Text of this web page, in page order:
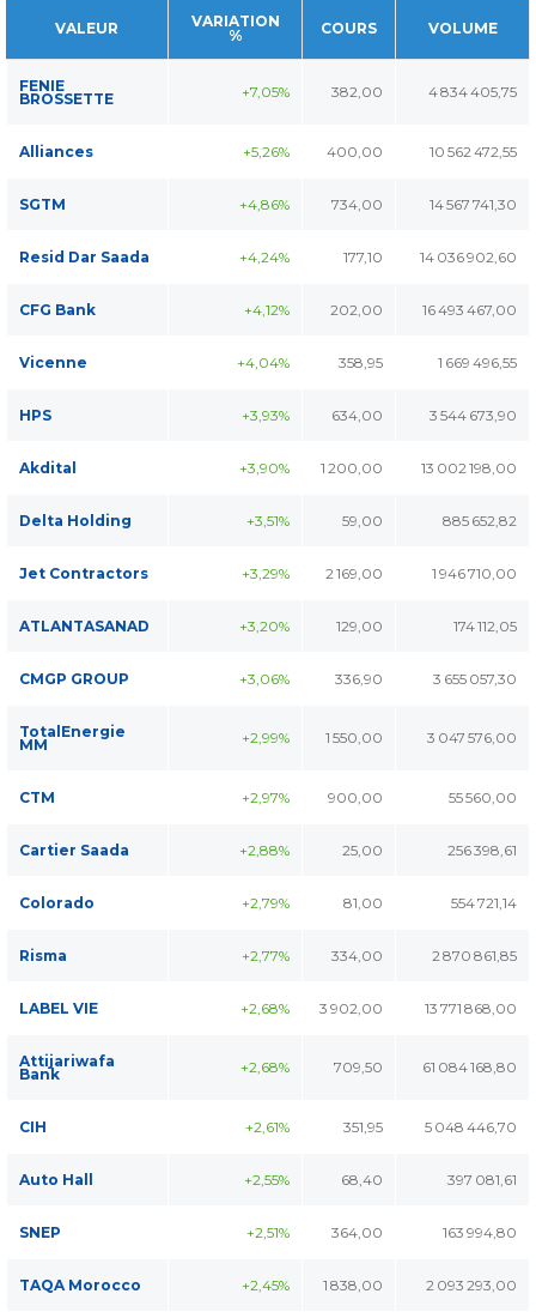
VALEUR
VARIATION
%
COURS VOLUME
FENIE
BROSSETTE +7,05% 382,00 4 834 405,75
Alliances +5,26% 400,00 10 562 472,55
SGTM +4,86% 734,00 14 567 741,30
Resid Dar Saada +4,24% 177,10 14 036 902,60
CFG Bank +4,12% 202,00 16 493 467,00
Vicenne +4,04% 358,95 1 669 496,55
HPS +3,93% 634,00 3 544 673,90
Akdital +3,90% 1 200,00 13 002 198,00
Delta Holding +3,51% 59,00 885 652,82
Jet Contractors +3,29% 2 169,00 1 946 710,00
ATLANTASANAD +3,20% 129,00 174 112,05
CMGP GROUP +3,06% 336,90 3 655 057,30
TotalEnergie
MM +2,99% 1 550,00 3 047 576,00
CTM +2,97% 900,00 55 560,00
Cartier Saada +2,88% 25,00 256 398,61
Colorado +2,79% 81,00 554 721,14
Risma +2,77% 334,00 2 870 861,85
LABEL VIE +2,68% 3 902,00 13 771 868,00
Attijariwafa
Bank +2,68% 709,50 61 084 168,80
CIH +2,61% 351,95 5 048 446,70
Auto Hall +2,55% 68,40 397 081,61
SNEP +2,51% 364,00 163 994,80
TAQA Morocco +2,45% 1 838,00 2 093 293,00